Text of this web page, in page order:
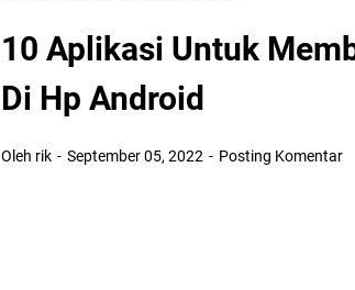
10 Aplikasi Untuk
Di Hp Android
Oleh rik September 05, 2022 Posting Komentar